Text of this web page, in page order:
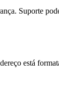
Suporte
está